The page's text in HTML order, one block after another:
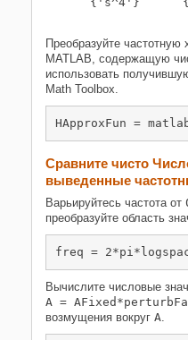
Преобразуйте частотную
MATLAB, содержащую
использовать
Math Toolbox.
HApproxFun =
Сравните чисто
выведенные
Варьируйтесь частота от
преобразуйте область
freq =
Вычислите числовые
A =
возмущения вокруг A